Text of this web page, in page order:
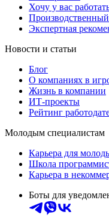
Хочу у вас
Экспертная
Новости и статьи
Блог
О компаниях в
Жизнь в компании
ИТ-проекты
Рейтинг
Молодым специалистам
Карьера для
Школа
Карьера в
Боты для